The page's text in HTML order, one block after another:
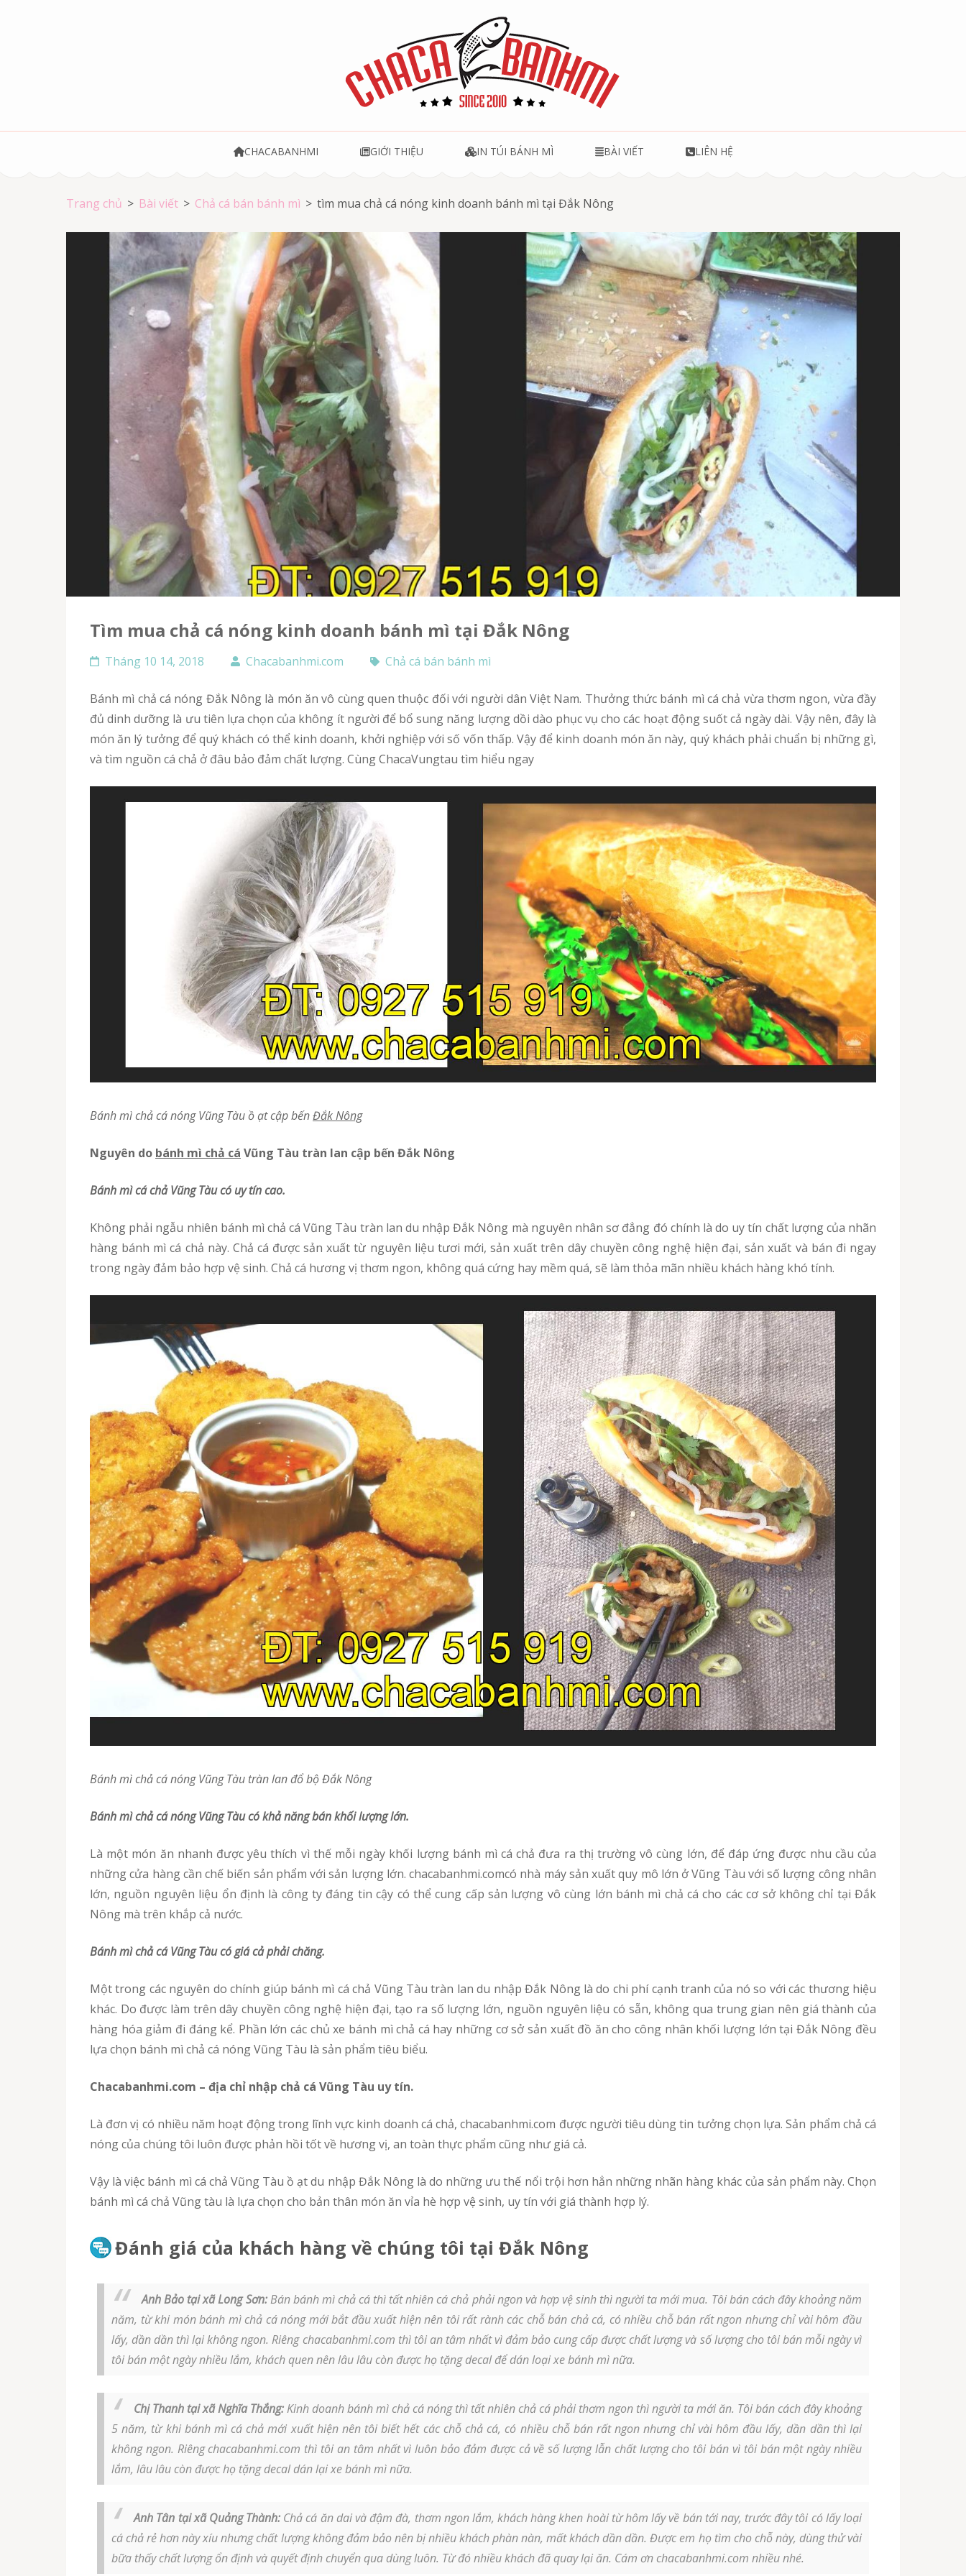
(ấn
Chả cá Vũng Tàu
CHACABANHMI GIỚI THIỆU IN TÚI BÁNH MÌ BÀI VIẾT LIÊN HỆ
Trang chủ > Bài viết > Chả cá bán bánh mì > tìm mua chả cá nóng kinh doanh bánh mì tại Đắk Nông
tìm mua chả cá nóng kinh doanh bánh mì tại Đắk Nông
Tháng 10 14, 2018 Chacabanhmi.com Chả cá bán bánh mì
Bánh mì chả cá nóng Đắk Nông là món ăn vô cùng quen thuộc đối với người dân Việt Nam. Thưởng thức bánh mì cá chả vừa thơm ngon, vừa đầy
đủ dinh dưỡng là ưu tiên lựa chọn của không ít người để bổ sung năng lượng dồi dào phục vụ cho các hoạt động suốt cả ngày dài. Vậy nên, đây là
món ăn lý tưởng để quý khách có thể kinh doanh, khởi nghiệp với số vốn thấp. Vậy để kinh doanh món ăn này, quý khách phải chuẩn bị những gì,
và tìm nguồn cá chả ở đâu bảo đảm chất lượng. Cùng ChacaVungtau tìm hiểu ngay
Bánh mì chả cá nóng Vũng Tàu ồ ạt cập bếnĐắk Nông
nguyên do bánh mì chả cá Vũng Tàu tràn lan cập bến Đắk Nông
Bánh mì cá chả Vũng Tàucó uy tín cao.
Không phải ngẫu nhiên bánh mì chả cá Vũng Tàu tràn lan du nhập Đắk Nông mà nguyên nhân sơ đẳng đó chính là do uy tín chất lượng của nhãn
hàng bánh mì cá chả này. Chả cá được sản xuất từ nguyên liệu tươi mới, sản xuất trên dây chuyền công nghệ hiện đại, sản xuất và bán đi ngay
trong ngày đảm bảo hợp vệ sinh. Chả cá hương vị thơm ngon, không quá cứng hay mềm quá, sẽ làm thỏa mãn nhiều khách hàng khó tính.
Bánh mì chả cá nóng Vũng Tàu tràn lan đổ bộ Đắk Nông
Bánh mì chả cá nóng Vũng Tàu có khả năng bán khối lượng lớn.
Là một món ăn nhanh được yêu thích vì thế mỗi ngày khối lượng bánh mì cá chả đưa ra thị trường vô cùng lớn, để đáp ứng được nhu cầu của
những cửa hàng cần chế biến sản phẩm với sản lượng lớn. chacabanhmi.comcó nhà máy sản xuất quy mô lớn ở Vũng Tàu với số lượng công nhân
lớn, nguồn nguyên liệu ổn định là công ty đáng tin cậy có thể cung cấp sản lượng vô cùng lớn bánh mì chả cá cho các cơ sở không chỉ tại Đắk
Nông mà trên khắp cả nước.
Bánh mì chả cá Vũng Tàu có giá cả phải chăng.
Một trong các nguyên do chính giúp bánh mì cá chả Vũng Tàu tràn lan du nhập Đắk Nông là do chi phí cạnh tranh của nó so với các thương hiệu
khác. Do được làm trên dây chuyền công nghệ hiện đại, tạo ra số lượng lớn, nguồn nguyên liệu có sẵn, không qua trung gian nên giá thành của
hàng hóa giảm đi đáng kể. Phần lớn các chủ xe bánh mì chả cá hay những cơ sở sản xuất đồ ăn cho công nhân khối lượng lớn tại Đắk Nông đều
lựa chọn bánh mì chả cá nóng Vũng Tàu là sản phẩm tiêu biểu.
chacabanhmi.com – địa chỉ nhập chả cá Vũng Tàu uy tín.
Là đơn vị có nhiều năm hoạt động trong lĩnh vực kinh doanh cá chả, chacabanhmi.com được người tiêu dùng tin tưởng chọn lựa. Sản phẩm chả cá
nóng của chúng tôi luôn được phản hồi tốt về hương vị, an toàn thực phẩm cũng như giá cả.
Vậy là việc bánh mì cá chả Vũng Tàu ồ ạt du nhập Đắk Nông là do những ưu thế nổi trội hơn hẳn những nhãn hàng khác của sản phẩm này. Chọn
bánh mì cá chả Vũng tàu là lựa chọn cho bản thân món ăn vỉa hè hợp vệ sinh, uy tín với giá thành hợp lý.
Đánh giá của khách hàng về chúng tôi tại Đắk Nông
Anh Bảo tại xã Long Sơn:Bán bánh mì chả cá thì tất nhiên cá chả phải ngon và hợp vệ sinh thì người ta mới mua. Tôi bán cách đây khoảng năm
năm, từ khi món bánh mì chả cá nóng mới bắt đầu xuất hiện nên tôi rất rành các chỗ bán chả cá, có nhiều chỗ bán rất ngon nhưng chỉ vài hôm đầu
lấy, dần dần thì lại không ngon. Riêng chacabanhmi.com thì tôi an tâm nhất vì đảm bảo cung cấp được chất lượng và số lượng cho tôi bán mỗi ngày vì
tôi bán một ngày nhiều lắm, khách quen nên lâu lâu còn được họ tặng decal để dán loại xe bánh mì nữa.
Chị Thanh tại xã Nghĩa Thắng:Kinh doanh bánh mì chả cá nóng thì tất nhiên chả cá phải thơm ngon thì người ta mới ăn. Tôi bán cách đây khoảng
5 năm, từ khi bánh mì cá chả mới xuất hiện nên tôi biết hết các chỗ chả cá, có nhiều chỗ bán rất ngon nhưng chỉ vài hôm đầu lấy, dần dần thì lại
không ngon. Riêng chacabanhmi.com thì tôi an tâm nhất vì luôn bảo đảm được cả về số lượng lẫn chất lượng cho tôi bán vì tôi bán một ngày nhiều
lắm, lâu lâu còn được họ tặng decal dán lại xe bánh mì nữa.
Anh Tân tại xã Quảng Thành: Chả cá ăn dai và đậm đà, thơm ngon lắm, khách hàng khen hoài từ hôm lấy về bán tới nay, trước đây tôi có lấy loại
cá chả rẻ hơn này xíu nhưng chất lượng không đảm bảo nên bị nhiều khách phàn nàn, mất khách dần dần. Được em họ tìm cho chỗ này, dùng thử vài
bữa thấy chất lượng ổn định và quyết định chuyển qua dùng luôn. Từ đó nhiều khách đã quay lại ăn. Cám ơn chacabanhmi.com nhiều nhé.